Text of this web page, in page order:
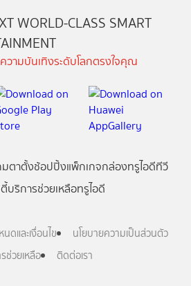
WORLD-CLASS SMART
ามบันเทิงระดับโลกตรงใจคุณ
มตาตั้งช้อปปิ้งแพ็กเกจกล่องทรูไอดีทีวี
บริการช่วยเหลือทรูไอดี
ดและเงื่อนไข
นโยบายความเป็นส่วนตัว
ช่วยเหลือ
ติดต่อเรา